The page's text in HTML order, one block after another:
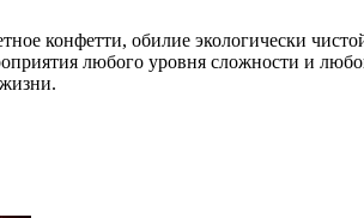
конфетти, обилие экологически
любого уровня сложности и